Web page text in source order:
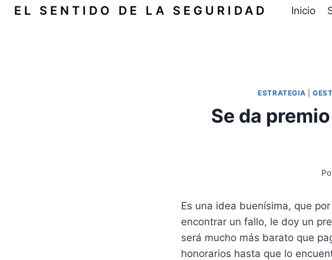
SaltarEL SENTIDO DE LA SEGURIDAD Inicio
ESTRATEGIA
Se da
Es una idea buenísima, que
encontrar un fallo, le doy un
será mucho más barato que
honorarios hasta que lo